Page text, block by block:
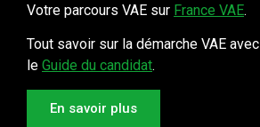
Votre parcours VAE sur France VAE.
Tout savoir sur la démarche VAE avec
le Guide du candidat.
En savoir plus